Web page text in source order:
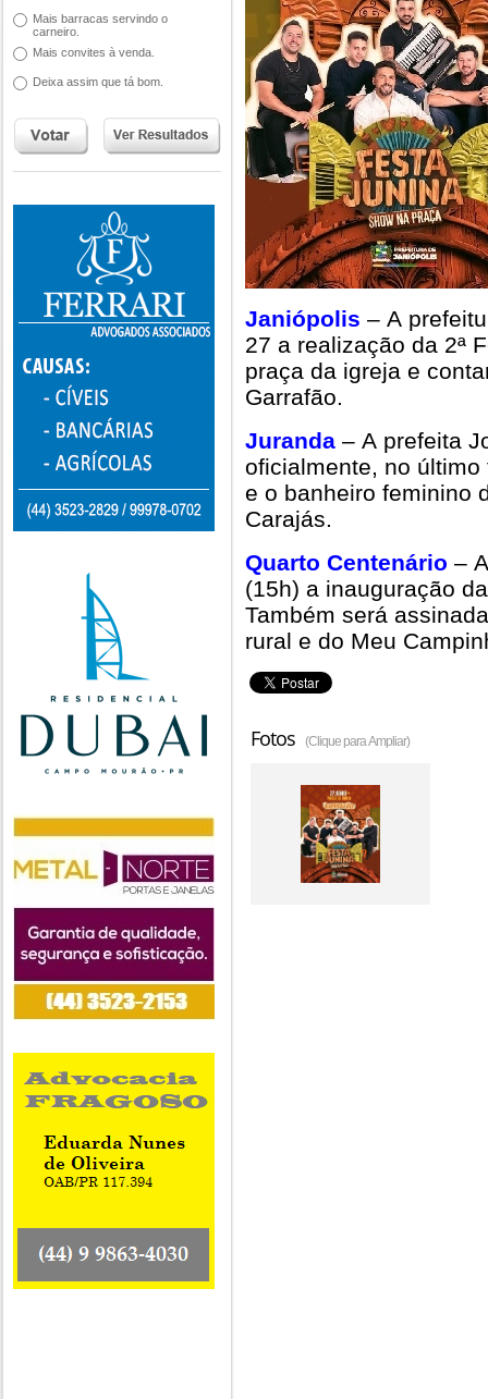
Mais barracas servindo o
carneiro.
Mais convites à venda.
Deixa assim que tá bom.
Janiópolis – A
27 a realização da 2ª
praça da igreja e
Garrafão.
Juranda – A prefeita
oficialmente, no
e o banheiro feminino
Carajás.
Quarto Centenário –
(15h) a inauguração
Também será
rural e do Meu
Fotos (Clique para Ampliar)